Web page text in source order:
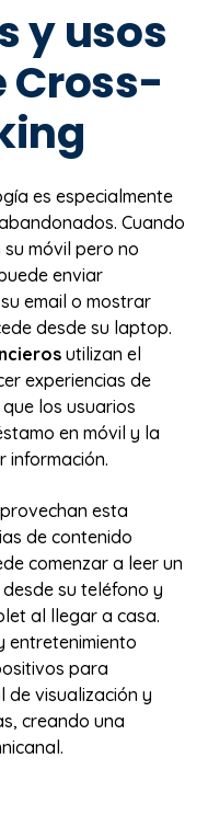
y usos
Cross-
es especialmente
Cuando
móvil pero no
enviar
email o mostrar
desde su laptop.
utilizan el
experiencias de
los usuarios
en móvil y la
información.
esta
de contenido
comenzar a leer un
su teléfono y
al llegar a casa.
entretenimiento
para
de visualización y
creando una